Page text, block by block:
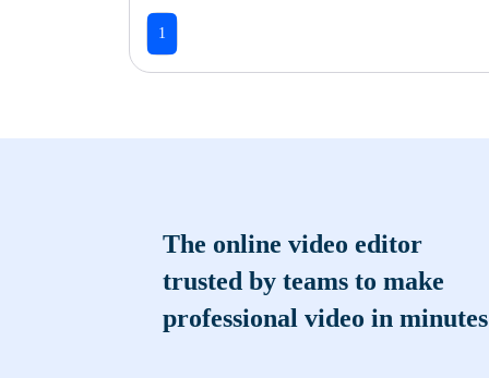
1
The online video editor
trusted by teams to make
professional video in minutes